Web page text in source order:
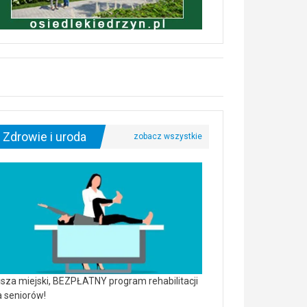
Zdrowie i uroda
miejski, BEZPŁATNY program rehabilitacji
seniorów!